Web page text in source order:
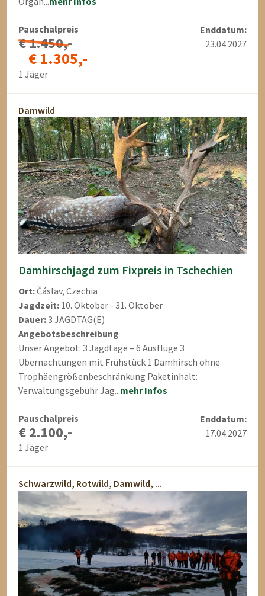
Pauschalpreis
€ 1.450,-
€ 1.305,-
1 Jäger
Enddatum:
23.04.2027
Damwild
Damhirschjagd zum Fixpreis in Tschechien
Ort: Čáslav, Czechia
Jagdzeit: 10. Oktober - 31. Oktober
Dauer:3 JAGDTAG(E)
Angebotsbeschreibung
Unser Angebot: 3 Jagdtage – 6 Ausflüge 3
Übernachtungen mit Frühstück 1 Damhirsch ohne
Trophäengrößenbeschränkung Paketinhalt:
Verwaltungsgebühr Jag...mehr Infos
Pauschalpreis
€ 2.100,-
1 Jäger
Enddatum:
17.04.2027
Schwarzwild, Rotwild, Damwild, ...